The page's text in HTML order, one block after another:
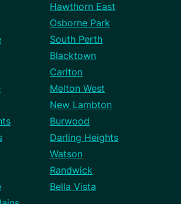
Hawthorn East
Osborne Park
South Perth
Blacktown
Carlton
Melton West
New Lambton
Burwood
Darling Heights
Watson
Randwick
Bella Vista